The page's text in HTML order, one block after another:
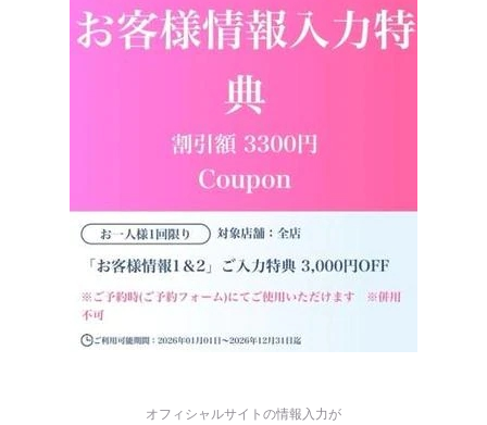
オフィシャルサイトの情報入力が